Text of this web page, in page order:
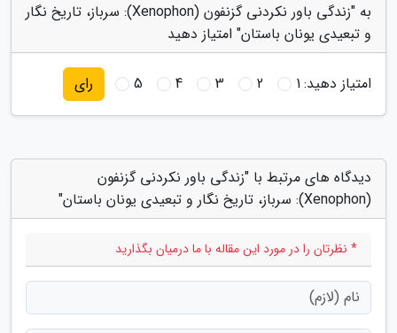
به "زندگی باور نکردنی گزنفون (Xenophon): سرباز، تاریخ نگار
و تبعیدی یونان باستان" امتیاز دهید
امتیاز دهید:1
2
3
4
5 رای
دیدگاه های مرتبط با "زندگی باور نکردنی گزنفون
(Xenophon): سرباز، تاریخ نگار و تبعیدی یونان باستان"
* نظرتان را در مورد این مقاله با ما درمیان بگذارید